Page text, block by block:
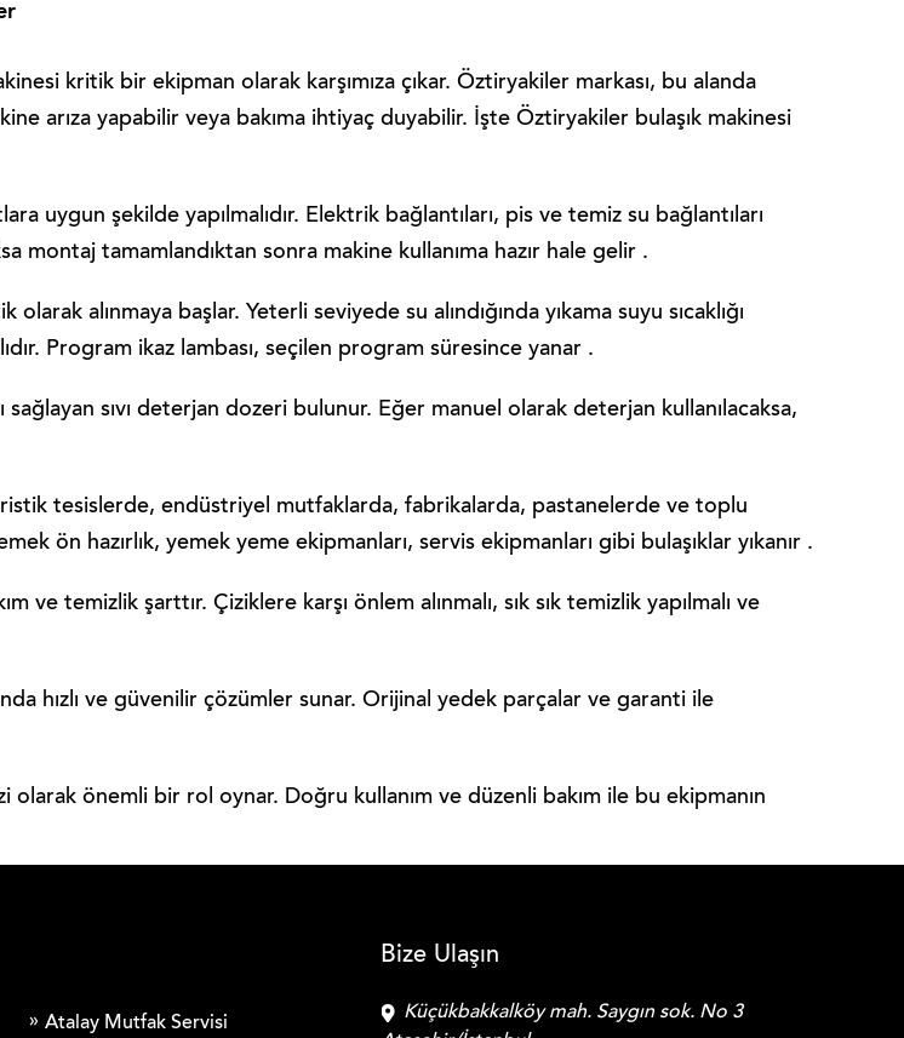
kritik bir ekipman olarak karşımıza çıkar. Öztiryakiler markası, bu alanda
arıza yapabilir veya bakıma ihtiyaç duyabilir. İşte Öztiryakiler bulaşık makinesi
uygun şekilde yapılmalıdır. Elektrik bağlantıları, pis ve temiz su bağlantıları
montaj tamamlandıktan sonra makine kullanıma hazır hale gelir .
olarak alınmaya başlar. Yeterli seviyede su alındığında yıkama suyu sıcaklığı
Program ikaz lambası, seçilen program süresince yanar .
sıvı deterjan dozeri bulunur. Eğer manuel olarak deterjan kullanılacaksa,
tesislerde, endüstriyel mutfaklarda, fabrikalarda, pastanelerde ve toplu
ön hazırlık, yemek yeme ekipmanları, servis ekipmanları gibi bulaşıklar yıkanır .
ve temizlik şarttır. Çiziklere karşı önlem alınmalı, sık sık temizlik yapılmalı ve
hızlı ve güvenilir çözümler sunar. Orijinal yedek parçalar ve garanti ile
önemli bir rol oynar. Doğru kullanım ve düzenli bakım ile bu ekipmanın
Atalay Mutfak Servisi
Bize Ulaşın
Küçükbakkalköy mah. Saygın sok. No 3